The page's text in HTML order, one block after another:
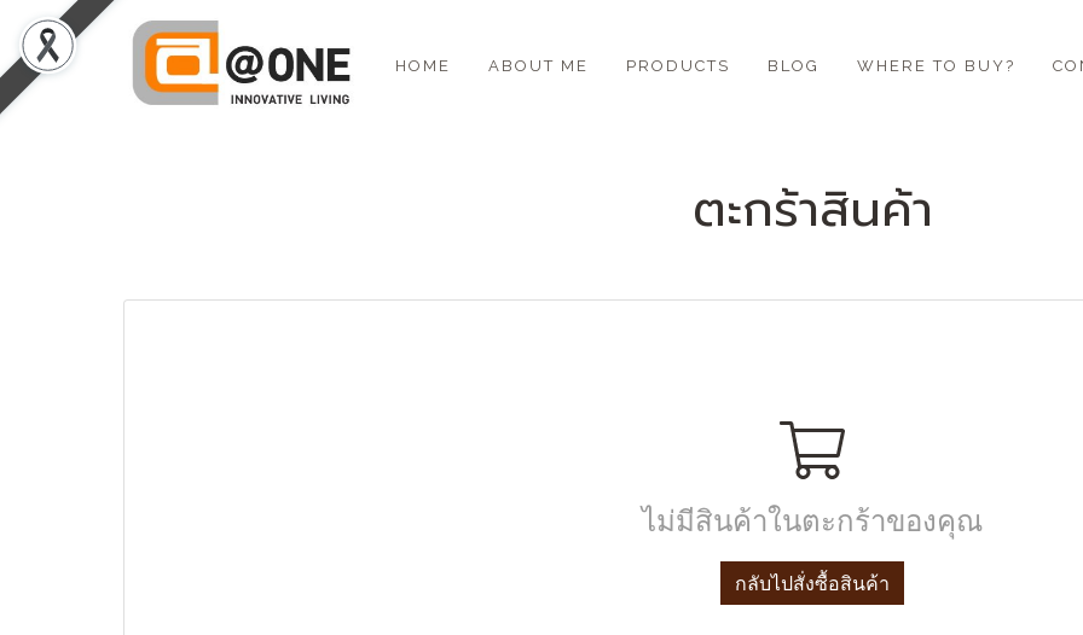
HOME ABOUT ME PRODUCTS BLOG WHERE TO BUY?
ตะกร้าสินค้า
ไม่มีสินค้าในตะกร้าของคุณ
กลับไปสั่งซื้อสินค้า